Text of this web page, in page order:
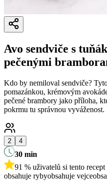
Avo sendviče s
pečenými
Kdo by nemiloval sendviče?
pomazánkou, krémovým
pečené brambory jako příloha,
pokrmu tu správnou vyváženost.
2 4
30 min
91 % uživatelů si tento
obsahuje rybyobsahuje vejce